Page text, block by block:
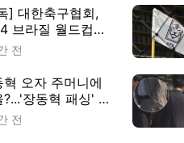
] 대한축구협회,
브라질 월드컵
런던 올림픽 예선
전
혁 오자 주머니에
?...'장동혁 패싱' 해
박수민 "오해"
전